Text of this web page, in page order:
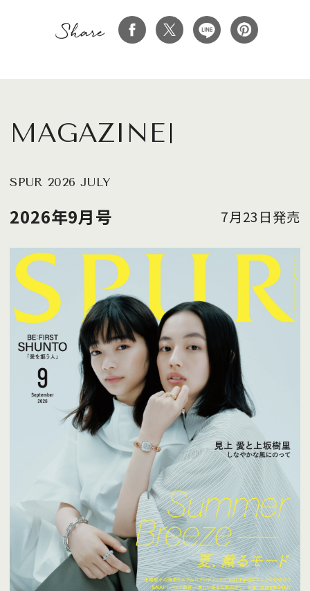
MAGAZINE
SPUR 2026 JULY
2026年9月号 7月23日発売